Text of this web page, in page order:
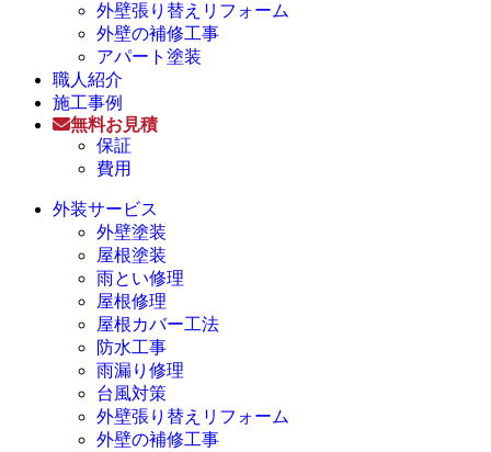
外壁張り替えリフォーム
外壁の補修工事
アパート塗装
職人紹介
施工事例
無料お見積
保証
費用
外装サービス
外壁塗装
屋根塗装
雨とい修理
屋根修理
屋根カバー工法
防水工事
雨漏り修理
台風対策
外壁張り替えリフォーム
外壁の補修工事